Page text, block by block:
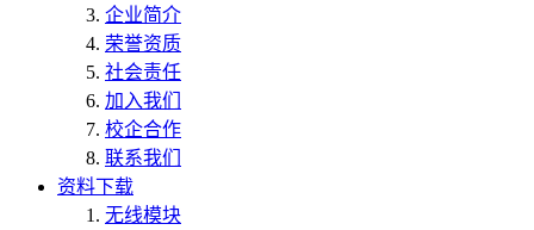
企业简介
荣誉资质
社会责任
加入我们
校企合作
联系我们
资料下载
无线模块